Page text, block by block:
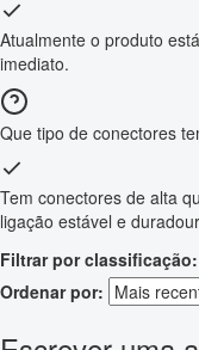
Atualmente o produto
imediato.
Que tipo de conectores
Tem conectores de alta
ligação estável e
Filtrar por classificação:
Ordenar por: